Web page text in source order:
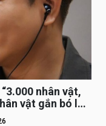
nhân vật,
vật gắn bó lâu